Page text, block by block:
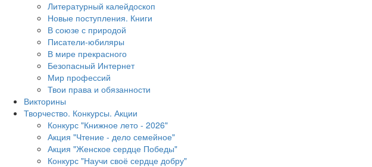
Литературный калейдоскоп
Новые поступления. Книги
В союзе с природой
Писатели-юбиляры
В мире прекрасного
Безопасный Интернет
Мир профессий
Твои права и обязанности
Викторины
Творчество. Конкурсы. Акции
Конкурс "Книжное лето - 2026"
Акция "Чтение - дело семейное"
Акция "Женское сердце Победы"
Конкурс "Научи своё сердце добру"